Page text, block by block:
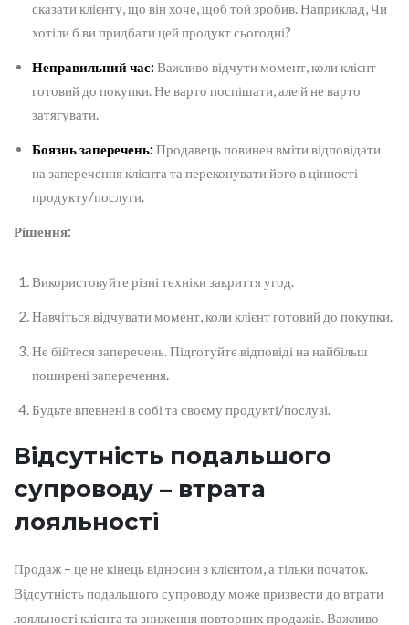
сказати клієнту, що він хоче, щоб той зробив. Наприклад, Чи
хотіли б ви придбати цей продукт сьогодні?
Неправильний час: Важливо відчути момент, коли клієнт
готовий до покупки. Не варто поспішати, але й не варто
затягувати.
Боязнь заперечень: Продавець повинен вміти відповідати
на заперечення клієнта та переконувати його в цінності
продукту/послуги.
Рішення:
Використовуйте різні техніки закриття угод.
Навчіться відчувати момент, коли клієнт готовий до покупки.
Не бійтеся заперечень. Підготуйте відповіді на найбільш
поширені заперечення.
Будьте впевнені в собі та своєму продукті/послузі.
Відсутність подальшого
супроводу – втрата
лояльності
Продаж – це не кінець відносин з клієнтом, а тільки початок.
Відсутність подальшого супроводу може призвести до втрати
лояльності клієнта та зниження повторних продажів. Важливо